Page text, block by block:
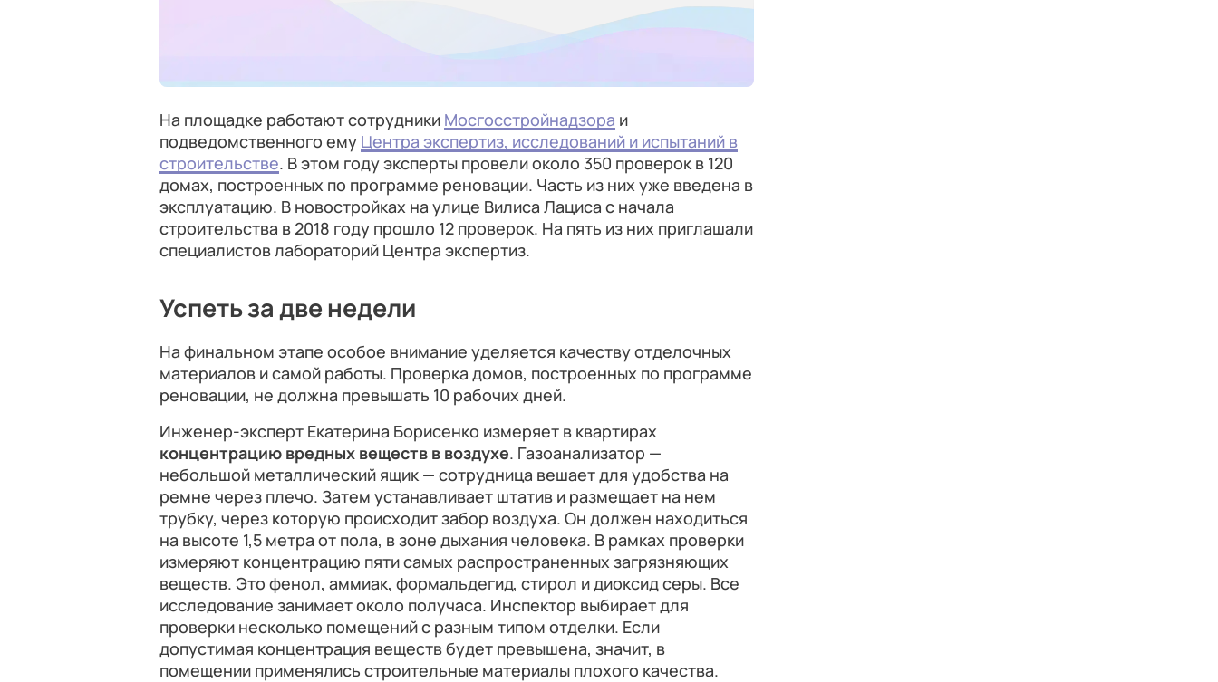
На площадке работают сотрудники Мосгосстройнадзора и
подведомственного ему Центра экспертиз, исследований и испытаний в
строительстве. В этом году эксперты провели около 350 проверок в 120
домах, построенных по программе реновации. Часть из них уже введена в
эксплуатацию. В новостройках на улице Вилиса Лациса с начала
строительства в 2018 году прошло 12 проверок. На пять из них приглашали
специалистов лабораторий Центра экспертиз.
Успеть за две недели
На финальном этапе особое внимание уделяется качеству отделочных
материалов и самой работы. Проверка домов, построенных по программе
реновации, не должна превышать 10 рабочих дней.
Инженер-эксперт Екатерина Борисенко измеряет в квартирах
концентрацию вредных веществ в воздухе. Газоанализатор —
небольшой металлический ящик — сотрудница вешает для удобства на
ремне через плечо. Затем устанавливает штатив и размещает на нем
трубку, через которую происходит забор воздуха. Он должен находиться
на высоте 1,5 метра от пола, в зоне дыхания человека. В рамках проверки
измеряют концентрацию пяти самых распространенных загрязняющих
веществ. Это фенол, аммиак, формальдегид, стирол и диоксид серы. Все
исследование занимает около получаса. Инспектор выбирает для
проверки несколько помещений с разным типом отделки. Если
допустимая концентрация веществ будет превышена, значит, в
помещении применялись строительные материалы плохого качества.